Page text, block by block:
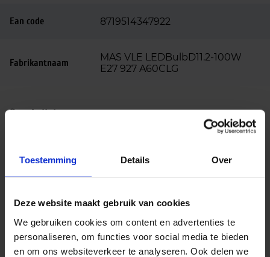
Toestemming Details Over
Deze website maakt gebruik van cookies
We gebruiken cookies om content en advertenties te
personaliseren, om functies voor social media te bieden
en om ons websiteverkeer te analyseren. Ook delen we
Ean code 8719514347922
Fabrikantnaam
MAS VLE LEDBulbD11.2-100W
E27 927 A60CLG
Beschrijving
De Philips Master VLE LED bulb 11.2‑100W 927 E27
LED‑lamp met een klassieke A60‑vorm en helder
transparante glas en de zichtbare filamenten heeft
deze lamp een elegante, decoratieve uitstraling die
perfect past in zowel moderne als klassieke
interieurs.